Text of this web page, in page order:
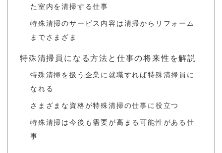
た室内を清掃する仕事
特殊清掃のサービス内容は清掃からリフォーム
までさまざま
特殊清掃員になる方法と仕事の将来性を解説
特殊清掃を扱う企業に就職すれば特殊清掃員に
なれる
さまざまな資格が特殊清掃の仕事に役立つ
特殊清掃は今後も需要が高まる可能性がある仕
事